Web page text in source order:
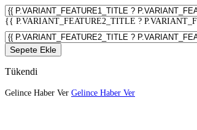
{{ P.VARIANT_FEATURE2_TITLE ?
Sepete Ekle
Tükendi
Gelince Haber Ver Gelince Haber Ver